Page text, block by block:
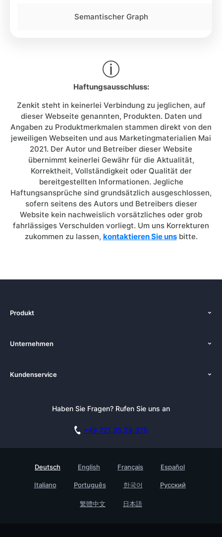
Semantischer Graph
Haftungsausschluss:
Zenkit steht in keinerlei Verbindung zu jeglichen, auf
dieser Webseite genannten, Produkten. Daten und
Angaben zu Produktmerkmalen stammen direkt von den
jeweiligen Webseiten und aus Marketingmaterialien Mai
2021. Der Autor und Betreiber dieser Website
übernimmt keinerlei Gewähr für die Aktualität,
Korrektheit, Vollständigkeit oder Qualität der
bereitgestellten Informationen. Jegliche
Haftungsansprüche sind grundsätzlich ausgeschlossen,
sofern seitens des Autors und Betreibers dieser
Website kein nachweislich vorsätzliches oder grob
fahrlässiges Verschulden vorliegt. Um uns Korrekturen
zukommen zu lassen, kontaktieren Sie unsbitte.
Produkt
Preise
Lösungen
Dokumentation
Unternehmen
Zenkit in der Presse
Testimonials
Für Unternehmen
Kundenservice
Wissensdatenbank
Prozessmanagement Glossar
Haben Sie Fragen? Rufen Sie uns an
+49 721 35 28 375
Deutsch English Français Español
Italiano Português 한국어 Русский
繁體中文 日本語